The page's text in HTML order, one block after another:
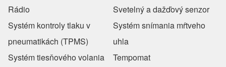
Rádio
Svetelný a dažďový senzor
Systém kontroly tlaku v
pneumatikách (TPMS)
Systém snímania mŕtveho
uhla
Systém tiesňového volania
Tempomat